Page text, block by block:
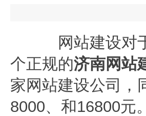
网站建设对
个正规的济南网站
家网站建设公司，
8000、和16800元